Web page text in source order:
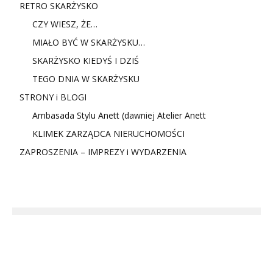
RETRO SKARŻYSKO
CZY WIESZ, ŻE…
MIAŁO BYĆ W SKARŻYSKU…
SKARŻYSKO KIEDYŚ I DZIŚ
TEGO DNIA W SKARŻYSKU
STRONY i BLOGI
Ambasada Stylu Anett (dawniej Atelier Anett
KLIMEK ZARZĄDCA NIERUCHOMOŚCI
ZAPROSZENIA – IMPREZY i WYDARZENIA